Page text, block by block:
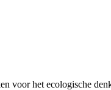
voor het ecologische